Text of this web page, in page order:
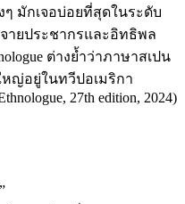
มักเจอบ่อยที่สุดในระดับ
ายประชากรและอิทธิพล
ต่างย้ำว่าภาษาสเปน
ญ่อยู่ในทวีปอเมริกา
27th edition, 2024)